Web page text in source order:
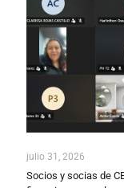
julio 31, 2026
Socios y socias de